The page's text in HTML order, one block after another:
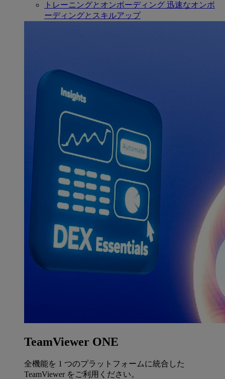
トレーニングとオンボーディング 迅速なオンボ
ーディングとスキルアップ
TeamViewer ONE
全機能を 1 つのプラットフォームに統合した
TeamViewer をご利用ください。